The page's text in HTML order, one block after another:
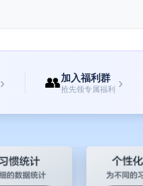
› 👥加入福利群
抢先领专属福利 ›